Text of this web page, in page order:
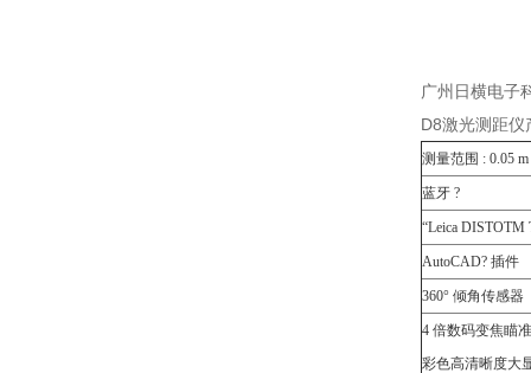
广州日横电子
D8激光测距仪
测量范围 : 0.05
蓝牙 ?
“Leica DISTOTM
AutoCAD? 插件
360° 倾角传感器
4 倍数码变焦瞄
彩色高清晰度大